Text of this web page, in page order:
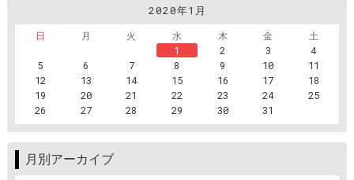
2020年1月
日
月 火 水 木 金
土
1
2 3
4
5
6 7 8 9 10
11
12
13 14 15 16 17
18
19
20 21 22 23 24
25
26
27 28 29 30 31
月別アーカイブ